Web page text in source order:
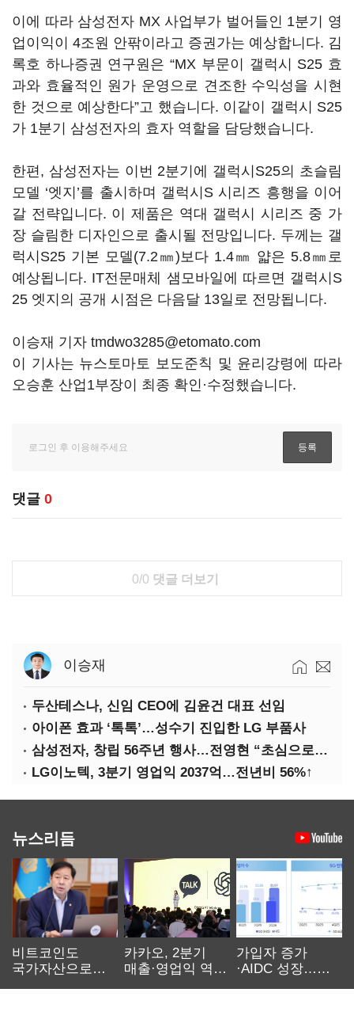
이에 따라 삼성전자 MX 사업부가 벌어들인 1분기 영
업이익이 4조원 안팎이라고 증권가는 예상합니다. 김
록호 하나증권 연구원은 “MX 부문이 갤럭시 S25 효
과와 효율적인 원가 운영으로 견조한 수익성을 시현
한 것으로 예상한다”고 했습니다. 이같이 갤럭시 S25
가 1분기 삼성전자의 효자 역할을 담당했습니다.
한편, 삼성전자는 이번 2분기에 갤럭시S25의 초슬림
모델 ‘엣지’를 출시하며 갤럭시S 시리즈 흥행을 이어
갈 전략입니다. 이 제품은 역대 갤럭시 시리즈 중 가
장 슬림한 디자인으로 출시될 전망입니다. 두께는 갤
럭시S25 기본 모델(7.2㎜)보다 1.4㎜ 얇은 5.8㎜로
예상됩니다. IT전문매체 샘모바일에 따르면 갤럭시S
25 엣지의 공개 시점은 다음달 13일로 전망됩니다.
이승재 기자 tmdwo3285@etomato.com
이 기사는 뉴스토마토 보도준칙 및 윤리강령에 따라
오승훈 산업1부장이 최종 확인·수정했습니다.
댓글 0
0/0 댓글 더보기
이승재
두산테스나, 신임 CEO에 김윤건 대표 선임
아이폰 효과 ‘톡톡’…성수기 진입한 LG 부품사
삼성전자, 창립 56주년 행사…전영현 “초심으로 경쟁력 회복해야”
LG이노텍, 3분기 영업익 2037억…전년비 56%↑
뉴스리듬
비트코인도
국가자산으로…'
카카오, 2분기
매출·영업익 역대
가입자 증가
·AIDC 성장…